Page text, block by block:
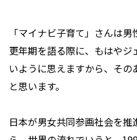
「マイナビ子育て」さんは
更年期を語る際に、もはや
いように思えますから、そ
と思います。
日本が男女共同参画社会を